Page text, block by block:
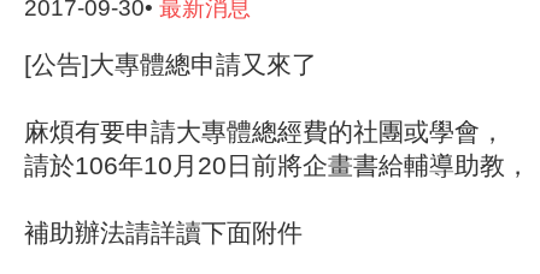
2017-09-30• 最新消息
[公告]大專體總申請又來了
麻煩有要申請大專體總經費的社團或學會，
請於106年10月20日前將企畫書給輔導助教，
補助辦法請詳讀下面附件